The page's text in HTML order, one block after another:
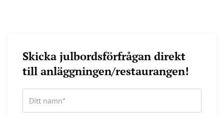
Skicka julbordsförfrågan direkt
till anläggningen/restaurangen!